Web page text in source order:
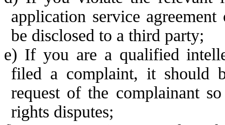
application service
be disclosed to a third party;
e) If you are a qualified
filed a complaint, it should
request of the complainant
rights disputes;